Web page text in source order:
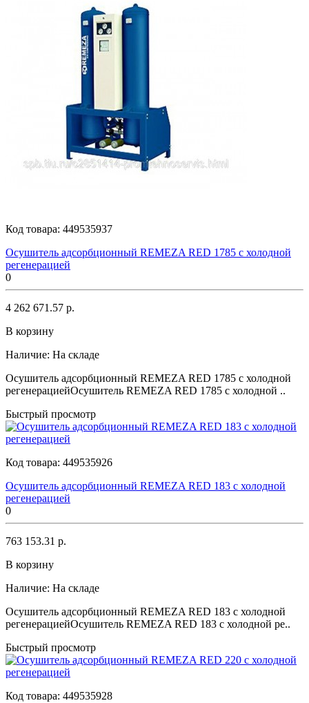
Код товара: 449535937
Осушитель адсорбционный REMEZA RED 1785 с холодной
регенерацией
0
4 262 671.57 р.
В корзину
Наличие: На складе
Осушитель адсорбционный REMEZA RED 1785 с холодной
регенерациейОсушитель REMEZA RED 1785 с холодной ..
Быстрый просмотр
Код товара: 449535926
Осушитель адсорбционный REMEZA RED 183 с холодной
регенерацией
0
763 153.31 р.
В корзину
Наличие: На складе
Осушитель адсорбционный REMEZA RED 183 с холодной
регенерациейОсушитель REMEZA RED 183 с холодной ре..
Быстрый просмотр
Код товара: 449535928